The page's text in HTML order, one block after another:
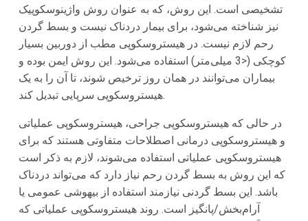
تشخیصی است. این روش، که به عنوان روش واژینوسکوپیک
نیز شناخته می‌شود، برای بیمار دردناک نیست و بسط گردن
رحم لازم نیست. در هیستروسکوپی مطب از دوربین بسیار
کوچکی (<3 میلی‌متر) استفاده می‌شود. این روش ایمن بوده و
بیماران می‌توانند در همان روز ترخیص شوند، تا آن را به یک
هیستروسکوپی سرپایی تبدیل کند.
در حالی که هیستروسکوپی جراحی، هیستروسکوپی عملیاتی
و هیستروسکوپی درمانی اصطلاحات متفاوتی هستند که برای
هیستروسکوپی عملیاتی استفاده می‌شوند، لازم به ذکر است
که این روش به بسط گردن رحم نیاز دارد که می‌تواند دردناک
باشد. این بسط گردنی نیازمند استفاده از بیهوشی عمومی یا
آرام‌بخش/پانگیز است. روند هیستروسکوپی عملیاتی که